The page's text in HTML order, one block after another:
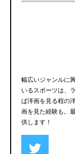
幅広いジャンルに
いるスポーツは、
ば洋画を見る程の
画を見た経験も。
供します！